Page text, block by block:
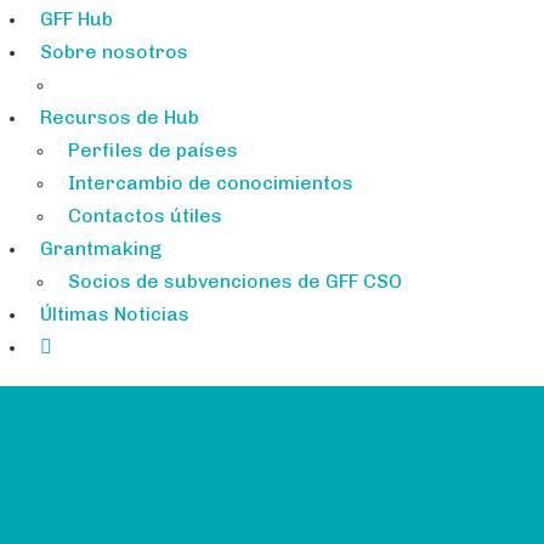
GFF Hub
Sobre nosotros
Recursos de Hub
Perfiles de países
Intercambio de conocimientos
Contactos útiles
Grantmaking
Socios de subvenciones de GFF CSO
Últimas Noticias